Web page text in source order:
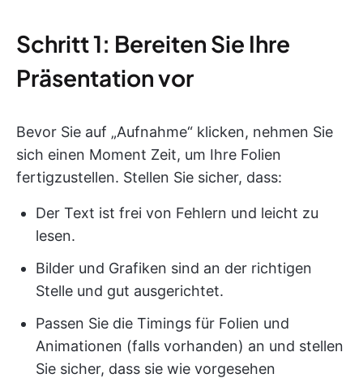
Schritt 1: Bereiten Sie Ihre
Präsentation vor
Bevor Sie auf „Aufnahme“ klicken, nehmen Sie
sich einen Moment Zeit, um Ihre Folien
fertigzustellen. Stellen Sie sicher, dass:
Der Text ist frei von Fehlern und leicht zu
lesen.
Bilder und Grafiken sind an der richtigen
Stelle und gut ausgerichtet.
Passen Sie die Timings für Folien und
Animationen (falls vorhanden) an und stellen
Sie sicher, dass sie wie vorgesehen